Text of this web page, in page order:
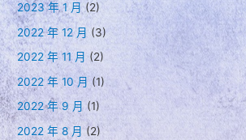
2023 年 1 月 (2)
2022 年 12 月 (3)
2022 年 11 月 (2)
2022 年 10 月 (1)
2022 年 9 月 (1)
2022 年 8 月(2)